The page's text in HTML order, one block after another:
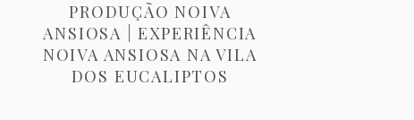
PRODUÇÃO NOIVA
ANSIOSA | EXPERIÊNCIA
NOIVA ANSIOSA NA VILA
DOS EUCALIPTOS